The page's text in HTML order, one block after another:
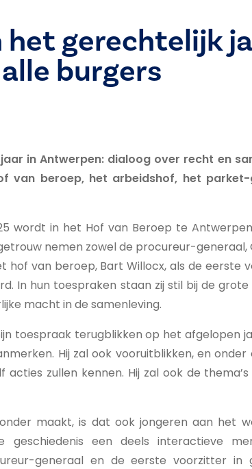
het gerechtelijk
burgers
in Antwerpen: dialoog over recht en
van beroep, het arbeidshof, het
wordt in het Hof van Beroep te
nemen zowel de procureur-generaal,
hof van beroep, Bart Willocx, als de eerste
In hun toespraken staan zij stil bij de
macht in de samenleving.
toespraak terugblikken op het afgelopen
Hij zal ook vooruitblikken, en
zullen kennen. Hij zal ook de
maakt, is dat ook jongeren aan het
een deels interactieve
generaal en de eerste voorzitter in